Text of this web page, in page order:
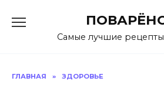
содержаниюСамые лучшие
ГЛАВНАЯ » ЗДОРОВЬЕ